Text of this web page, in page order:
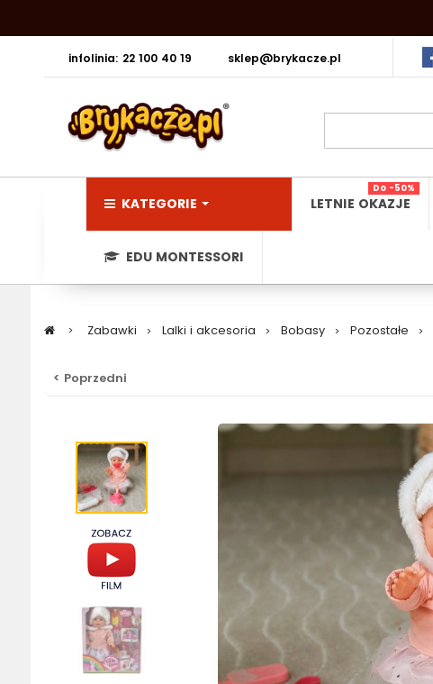
infolinia: 22 100 40 19 sklep@brykacze.pl
KATEGORIE LETNIE OKAZJE
Do -50%
EDU MONTESSORI
> Zabawki > Lalki i akcesoria > Bobasy > Pozostałe >
< Poprzedni